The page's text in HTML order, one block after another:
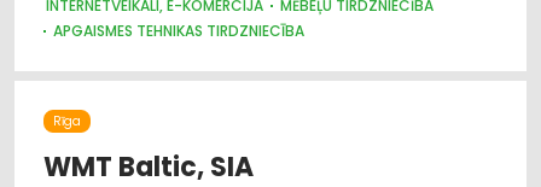
INTERNETVEIKALI, E-KOMERCIJA
MĒBEĻU TIRDZNIECĪBA
APGAISMES TEHNIKAS TIRDZNIECĪBA
DIZAINS UN INTERJERS; PRIEKŠMETI UN PAKALPOJUMI
TRAUKI
TEKSTILIZSTRĀDĀJUMU TIRDZNIECĪBA
GULTAS VEĻA UN PIEDERUMI
SUVENĪRI, DĀVANAS
Rīga
WMT Baltic, SIA